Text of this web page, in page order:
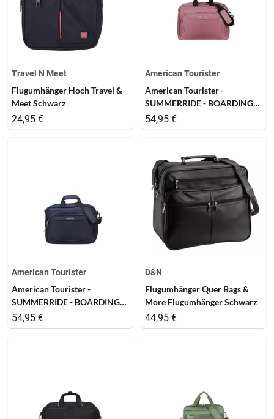
Travel N Meet
Flugumhänger Hoch Travel &
Meet Schwarz
24,95 €
American Tourister
American Tourister -
SUMMERRIDE - BOARDING
BAG - lilas pink
54,95 €
American Tourister
American Tourister -
SUMMERRIDE - BOARDING
BAG - navy
54,95 €
D&N
Flugumhänger Quer Bags &
More Flugumhänger Schwarz
44,95 €